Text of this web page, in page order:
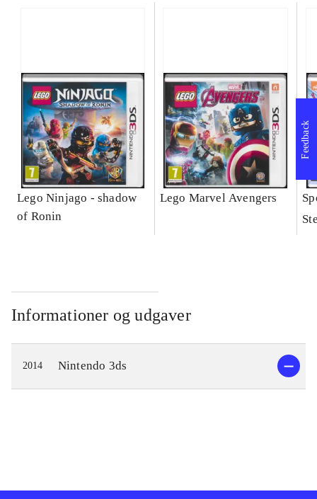
Lego Ninjago - shadow
of Ronin
Lego Marvel Avengers
Informationer og udgaver
2014 Nintendo 3ds
Feedback